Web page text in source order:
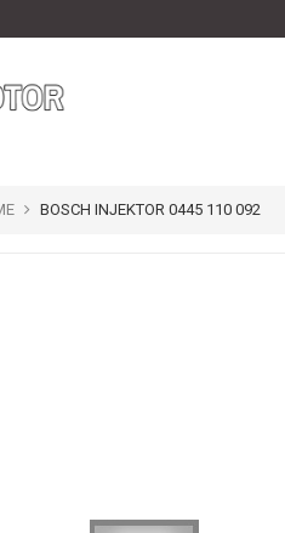
BOSCH INJEKTOR 0445 110 092